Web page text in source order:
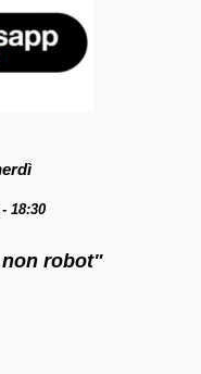
18:30
robot"